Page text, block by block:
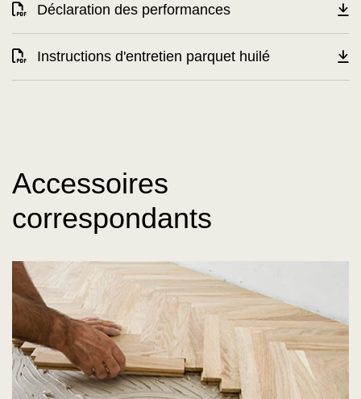
Déclaration des performances
Instructions d'entretien parquet huilé
Accessoires
correspondants